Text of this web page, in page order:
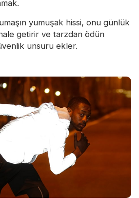
yumuşak hissi, onu günlük
getirir ve tarzdan ödün
unsuru ekler.